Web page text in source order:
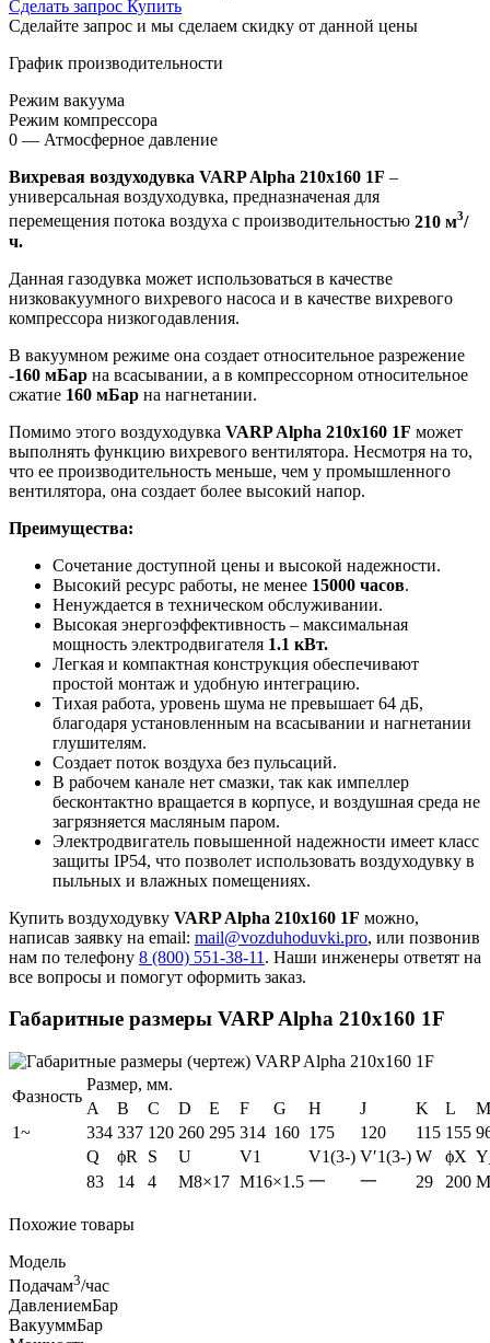
Сделать запрос Купить
Сделайте запрос и мы сделаем скидку от данной цены
График производительности
Режим вакуума
Режим компрессора
0 — Атмосферное давление
Вихревая воздуходувка VARP Alpha 210x160 1F –
универсальная воздуходувка, предназначеная для
перемещения потока воздуха с производительностью 210 м3/
ч.
Данная газодувка может использоваться в качестве
низковакуумного вихревого насоса и в качестве вихревого
компрессора низкогодавления.
В вакуумном режиме она создает относительное разрежение
-160 мБар на всасывании, а в компрессорном относительное
сжатие 160 мБар на нагнетании.
Помимо этого воздуходувка VARP Alpha 210x160 1F может
выполнять функцию вихревого вентилятора. Несмотря на то,
что ее производительность меньше, чем у промышленного
вентилятора, она создает более высокий напор.
Преимущества:
Сочетание доступной цены и высокой надежности.
Высокий ресурс работы, не менее 15000 часов.
Ненуждается в техническом обслуживании.
Высокая энергоэффективность – максимальная
мощность электродвигателя 1.1 кВт.
Легкая и компактная конструкция обеспечивают
простой монтаж и удобную интеграцию.
Тихая работа, уровень шума не превышает 64 дБ,
благодаря установленным на всасывании и нагнетании
глушителям.
Создает поток воздуха без пульсаций.
В рабочем канале нет смазки, так как импеллер
бесконтактно вращается в корпусе, и воздушная среда не
загрязняется масляным паром.
Электродвигатель повышенной надежности имеет класс
защиты IP54, что позволет использовать воздуходувку в
пыльных и влажных помещениях.
Купить воздуходувку VARP Alpha 210x160 1F можно,
написав заявку на email: mail@vozduhoduvki.pro, или позвонив
нам по телефону 8 (800) 551-38-11 . Наши инженеры ответят на
все вопросы и помогут оформить заказ.
Габаритные размеры VARP Alpha 210x160 1F
Фазность
Размер, мм.
A
B C D E F G H J K L
M
1~
334 337 120 260 295 314 160 175 120 115 155
Q
ϕR S U V1 V1(3-) V′1(3-) W ϕX
83
14 4 M8×17 M16×1.5 一 一 29 200
Похожие товары
Модель
Подачам3/час
ДавлениемБар
ВакууммБар